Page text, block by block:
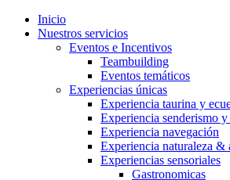
Inicio
Nuestros servicios
Eventos e Incentivos
Teambuilding
Eventos temáticos
Experiencias únicas
Experiencia taurina y
Experiencia senderismo
Experiencia navegación
Experiencia naturaleza &
Experiencias sensoriales
Gastronomicas